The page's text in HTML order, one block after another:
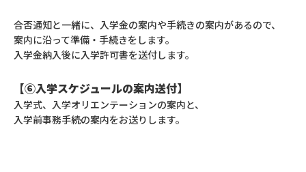
合否通知と一緒に、入学金の案内や手続きの案内があるので、
案内に沿って準備・手続きをします。
入学金納入後に入学許可書を送付します。
【⑥入学スケジュールの案内送付】
入学式、入学オリエンテーションの案内と、
入学前事務手続の案内をお送りします。